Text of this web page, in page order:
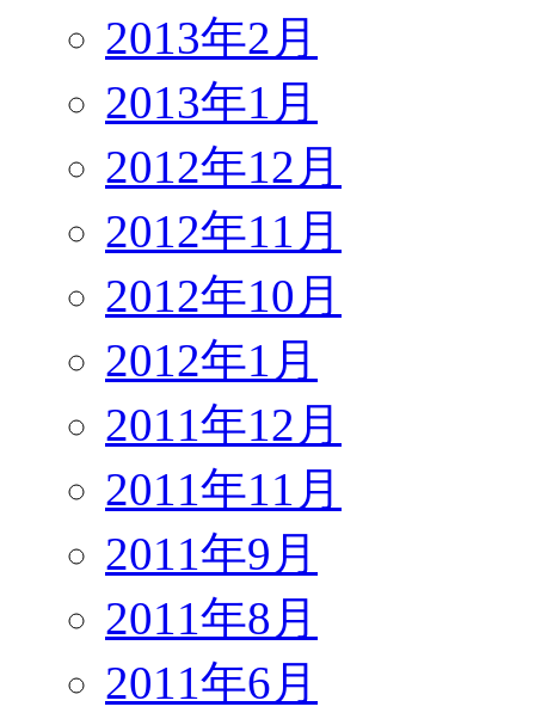
2013年2月
2013年1月
2012年12月
2012年11月
2012年10月
2012年1月
2011年12月
2011年11月
2011年9月
2011年8月
2011年6月